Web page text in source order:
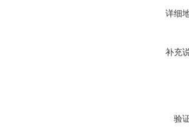
详细
补充
验